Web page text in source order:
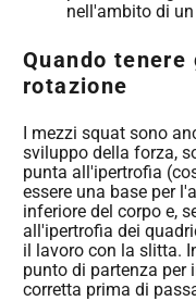
nell'ambito di un
Quando
rotazione
I mezzi squat sono
sviluppo della forza,
punta all'ipertrofia
essere una base per
inferiore del corpo e,
all'ipertrofia dei
il lavoro con la slitta.
punto di partenza per
corretta prima di